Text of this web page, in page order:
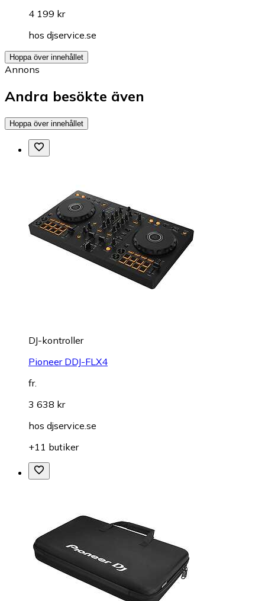
4 199 kr
hos djservice.se
Hoppa över innehållet
Annons
Andra besökte även
Hoppa över innehållet
DJ-kontroller
Pioneer DDJ-FLX4
fr.
3 638 kr
hos djservice.se
+11 butiker